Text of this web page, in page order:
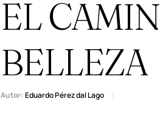
EL
BELLEZA
Autor: Eduardo Pérez dal Lago